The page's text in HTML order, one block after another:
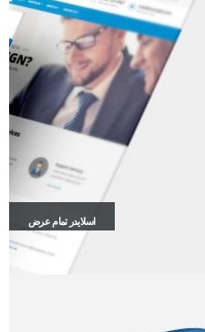
اسلایدر تمام عرض